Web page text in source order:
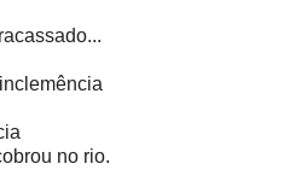
no rio.